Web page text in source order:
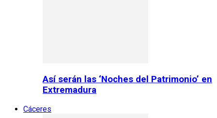
Así serán las ‘Noches del Patrimonio’ en
Extremadura
Cáceres